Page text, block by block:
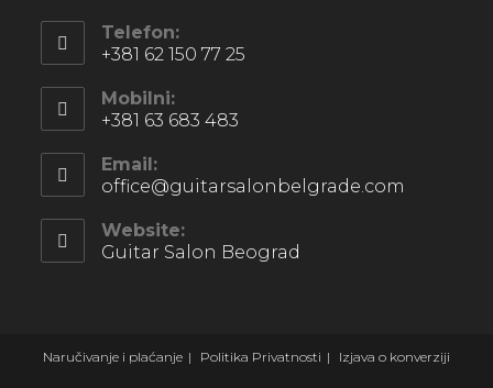
Telefon:
+381 62 150 77 25
Mobilni:
+381 63 683 483
Email:
office@guitarsalonbelgrade.com
Website:
Guitar Salon Beograd
Naručivanje i plaćanje Politika Privatnosti Izjava o konverziji